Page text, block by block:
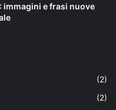
immagini e frasi nuove
(2)
(2)